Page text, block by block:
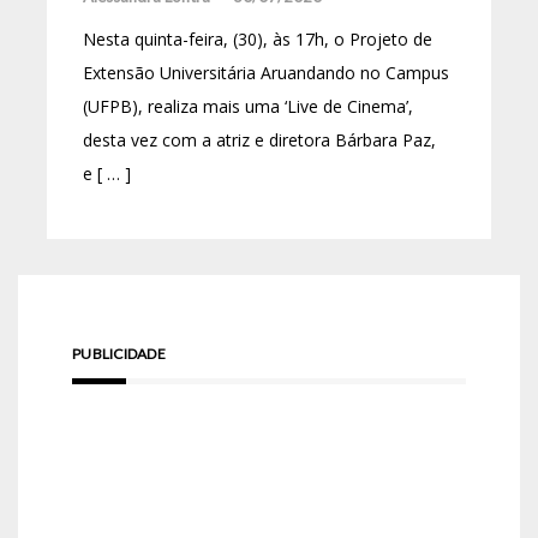
Nesta quinta-feira, (30), às 17h, o Projeto de
Extensão Universitária Aruandando no Campus
(UFPB), realiza mais uma ‘Live de Cinema’,
desta vez com a atriz e diretora Bárbara Paz,
e [ … ]
PUBLICIDADE